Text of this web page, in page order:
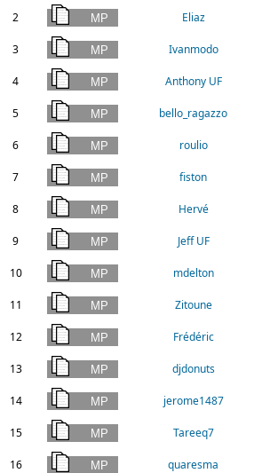
2 Eliaz
3 Ivanmodo
4 Anthony UF
5 bello_ragazzo
6 roulio
7 fiston
8 Hervé
9 Jeff UF
10 mdelton
11 Zitoune
12 Frédéric
13 djdonuts
14 jerome1487
15 Tareeq7
16 quaresma